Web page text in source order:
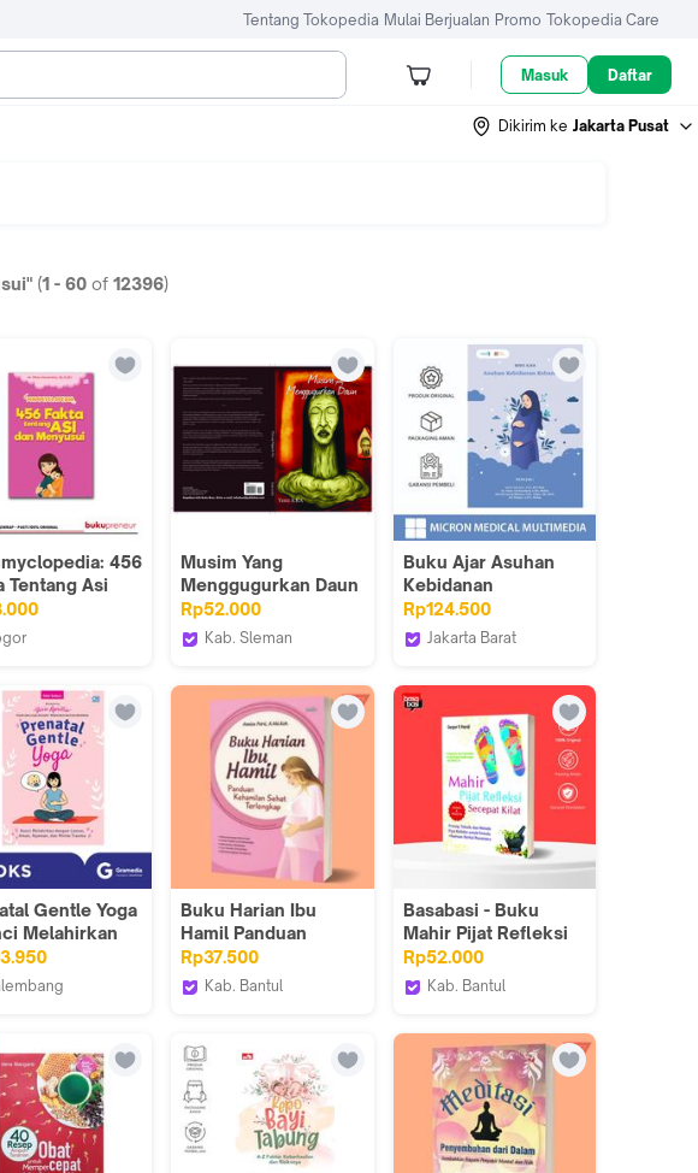
Tentang Tokopedia Mulai Berjualan Promo Tokopedia Care
Masuk Daftar
Dikirim ke Jakarta Pusat
(1 - 60 of 12396)
456
Tentang Asi
- Dr.
Hanindita
Musim Yang
Menggugurkan Daun
Rp52.000
Kab. Sleman
Buku Ajar Asuhan
Kebidanan
Kehamilan
Rp124.500
Jakarta Barat
Gentle Yoga
Melahirkan
Lancar,
Nyaman, Dan
Trauma
Buku Harian Ibu
Hamil Panduan
Kehamilan Sehat
Terlengkap
Rp37.500
Kab. Bantul
Basabasi - Buku
Mahir Pijat Refleksi
Secepat Kilat - Saufa
Rp52.000
Kab. Bantul